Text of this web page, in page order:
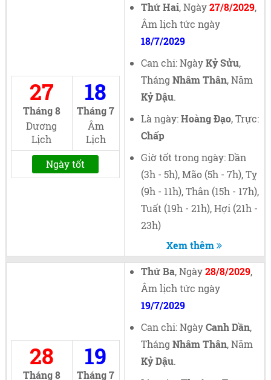
27
Tháng 8
Dương
Lịch
18
Tháng 7
Âm
Lịch
Ngày tốt
Thứ Hai, Ngày27/8/2029,
Âm lịch tức ngày
18/7/2029
Can chi: NgàyKỷ Sửu,
Tháng Nhâm Thân, Năm
Kỷ Dậu.
Là ngày:Hoàng Đạo, Trực:
Chấp
Giờ tốt trong ngày: Dần
(3h - 5h), Mão (5h - 7h), Tỵ
(9h - 11h), Thân (15h - 17h),
Tuất (19h - 21h), Hợi (21h -
23h)
Xem thêm
28
Tháng 8
19
Tháng 7
Thứ Ba, Ngày28/8/2029,
Âm lịch tức ngày
19/7/2029
Can chi: NgàyCanh Dần,
Tháng Nhâm Thân, Năm
Kỷ Dậu.